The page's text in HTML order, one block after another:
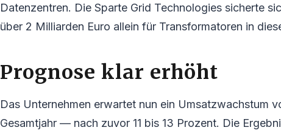
Datenzentren. Die Sparte Grid Technologies sicherte
über 2 Milliarden Euro allein für Transformatoren in
Prognose klar erhöht
Das Unternehmen erwartet nun ein Umsatzwachstum
Gesamtjahr — nach zuvor 11 bis 13 Prozent. Die